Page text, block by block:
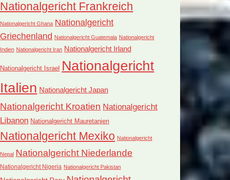
Nationalgericht Frankreich
Nationalgericht Ghana Nationalgericht
Griechenland Nationalgericht Guatemala Nationalgericht
Indien Nationalgericht Iran Nationalgericht Irland
Nationalgericht Israel Nationalgericht
Italien Nationalgericht Japan
Nationalgericht Kroatien Nationalgericht
Libanon Nationalgericht Mauretanien
Nationalgericht Mexiko Nationalgericht
Nepal Nationalgericht Niederlande
Nationalgericht Nigeria Nationalgericht Pakistan